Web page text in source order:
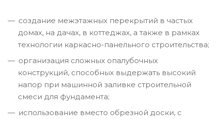
создание межэтажных перекрытий в частых
домах, на дачах, в коттеджах, а также в рамках
технологии каркасно-панельного строительства;
организация сложных опалубочных
конструкций, способных выдержать высокий
напор при машинной заливке строительной
смеси для фундамента;
использование вместо обрезной доски, с